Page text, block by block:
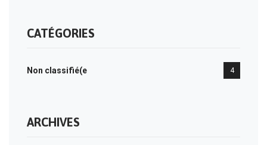
CATÉGORIES
Non classifié(e 4
ARCHIVES